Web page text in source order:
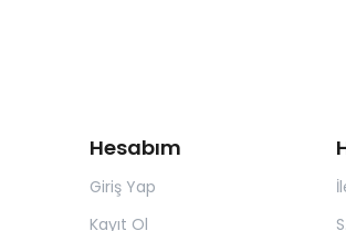
Hesabım
Giriş Yap
Kayıt Ol